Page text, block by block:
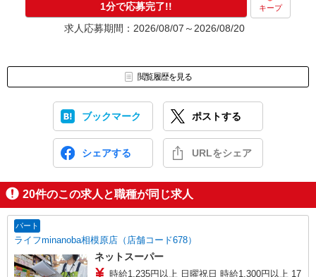
1分で応募完了!! キープ
求人応募期間：2026/08/07～2026/08/20
閲覧履歴を見る
ブックマーク ポストする
シェアする URLをシェア
20件のこの求人と職種が同じ求人
パート
ライフminanoba相模原店（店舗コード678）
ネットスーパー
時給1,235円以上 日曜祝日 時給1,300円以上 17